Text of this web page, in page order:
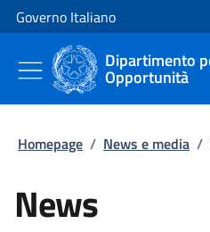
Vai al contenuto
Vai alla navigazione del sito
Governo Italiano
Dipartimento
Opportunità
Homepage / News e media /
News